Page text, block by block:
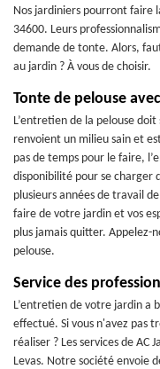
Nos jardiniers pourront faire
34600. Leurs
demande de tonte. Alors,
au jardin ? À vous de choisir.
Tonte de pelouse
L’entretien de la pelouse
renvoient un milieu sain et
pas de temps pour le faire,
disponibilité pour se charger
plusieurs années de travail
faire de votre jardin et vos
plus jamais quitter.
pelouse.
Service des
L’entretien de votre jardin a
effectué. Si vous n'avez pas
réaliser ? Les services de AC
Levas. Notre société envoie